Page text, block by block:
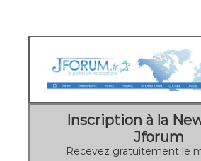
Inscription à la
Jforum
Recevez gratuitement le